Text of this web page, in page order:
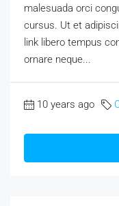
malesuada orci
cursus. Ut et
link libero tempus
ornare neque...
10 years ago